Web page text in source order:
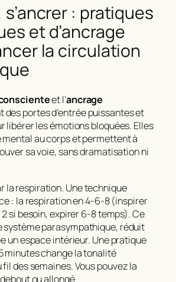
s’ancrer : pratiques
et d’ancrage
la circulation
et l’ancrage
des portes d’entrée puissantes et
libérer les émotions bloquées. Elles
au corps et permettent à
sa voie, sans dramatisation ni
la respiration. Une technique
: la respiration en 4-6-8 (inspirer
si besoin, expirer 6-8 temps). Ce
système parasympathique, réduit
un espace intérieur. Une pratique
minutes change la tonalité
des semaines. Vous pouvez la
ou allongé.